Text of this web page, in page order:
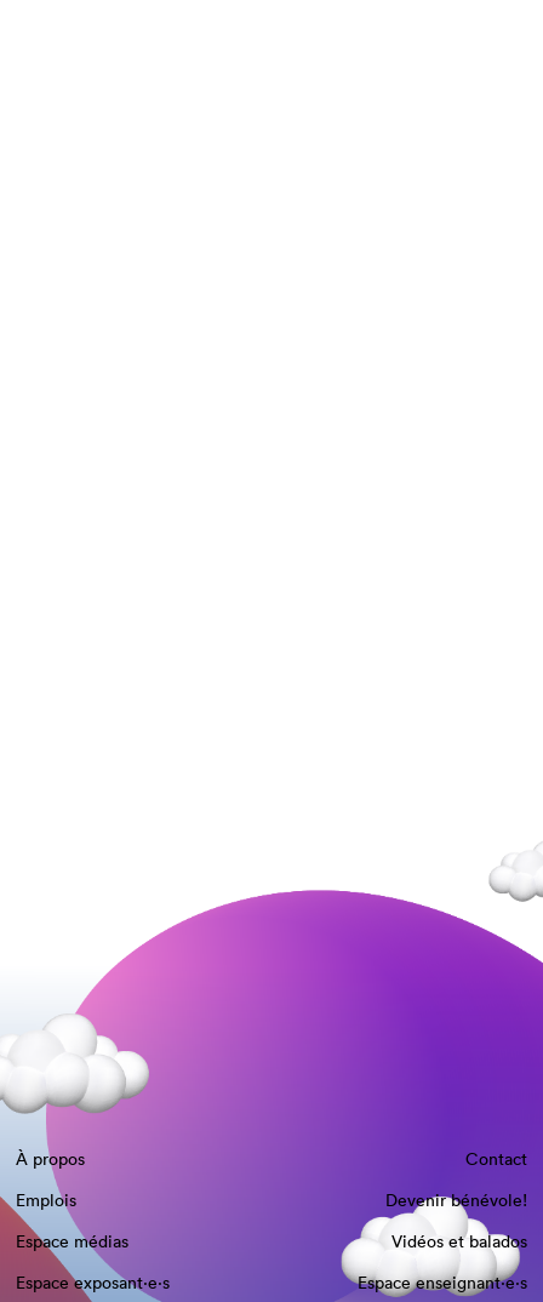
À propos
Contact
Emplois
Devenir bénévole!
Espace médias
Vidéos et balados
Espace exposant·e⋅s
Espace enseignant·e⋅s